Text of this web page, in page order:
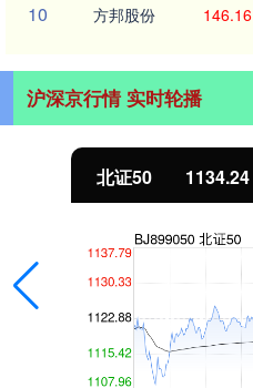
10 方邦股份 146.16
沪深京行情 实时轮播
北证50 1134.24